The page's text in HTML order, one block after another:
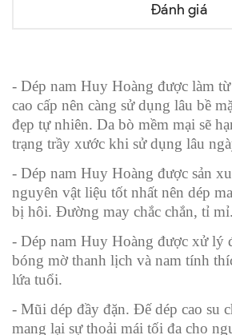
Đánh giá
- Dép nam Huy Hoàng được làm
cao cấp nên càng sử dụng lâu bề
đẹp tự nhiên. Da bò mềm mại sẽ
trạng trầy xước khi sử dụng lâu
- Dép nam Huy Hoàng được sản
nguyên vật liệu tốt nhất nên dép
bị hôi. Đường may chắc chắn, tỉ mỉ.
- Dép nam Huy Hoàng được xử lý
bóng mờ thanh lịch và nam tính
lứa tuổi.
- Mũi dép đầy đặn. Đế dép cao su
mang lại sự thoải mái tối đa cho